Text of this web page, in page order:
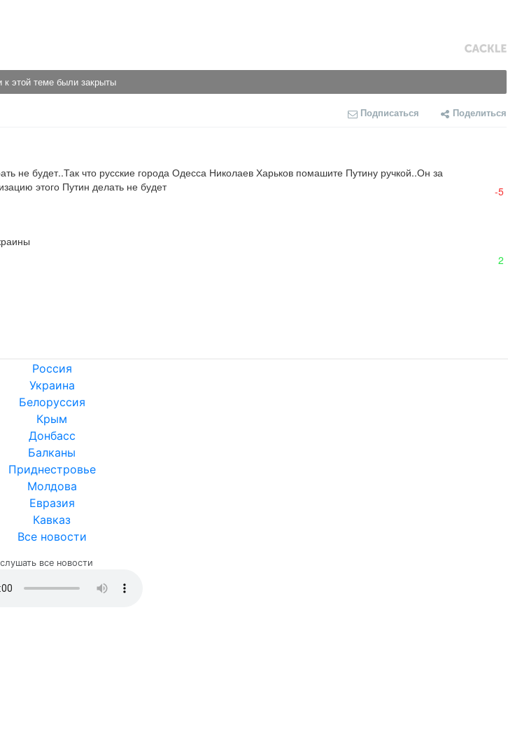
к этой теме были закрыты
Подписаться Поделиться
не будет..Так что русские города Одесса Николаев Харьков помашите Путину ручкой..Он за
этого Путин делать не будет
-5
2
Россия
Украина
Белоруссия
Крым
Донбасс
Балканы
Приднестровье
Молдова
Евразия
Кавказ
Все новости
все новости